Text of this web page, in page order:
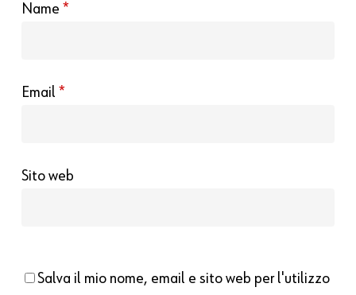
Name *
Email *
Sito web
Salva il mio nome, email e sito web per l'utilizzo